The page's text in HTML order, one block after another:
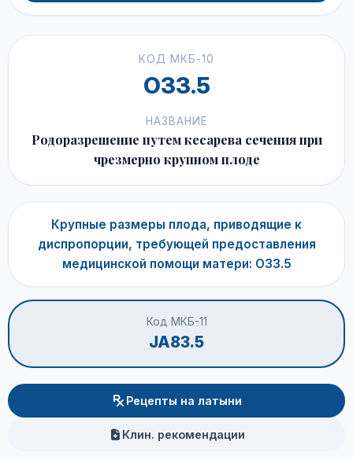
КОД МКБ-10
O33.5
НАЗВАНИЕ
Родоразрешение путем кесарева сечения при
чрезмерно крупном плоде
Крупные размеры плода, приводящие к
диспропорции, требующей предоставления
медицинской помощи матери: O33.5
Код МКБ-11
JA83.5
Рецепты на латыни
Клин. рекомендации